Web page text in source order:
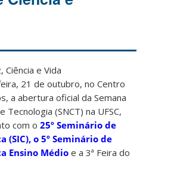
Ciência e Vida
21 de outubro, no Centro
a abertura oficial da Semana
Tecnologia (SNCT) na UFSC,
com o25º Seminário de
(SIC), o 5º Seminário de
Ensino Médio e a 3ª Feira do